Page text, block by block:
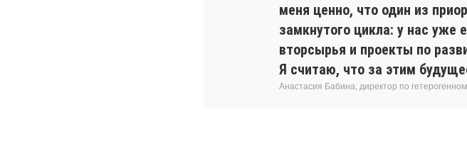
меня ценно, что один из
замкнутого цикла: у нас уже
вторсырья и проекты по
Я считаю, что за этим
Анастасия Бабина, директор по